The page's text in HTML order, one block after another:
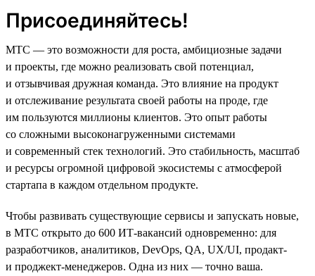
Присоединяйтесь!
МТС — это возможности для роста, амбициозные задачи
и проекты, где можно реализовать свой потенциал,
и отзывчивая дружная команда. Это влияние на продукт
и отслеживание результата своей работы на проде, где
им пользуются миллионы клиентов. Это опыт работы
со сложными высоконагруженными системами
и современный стек технологий. Это стабильность, масштаб
и ресурсы огромной цифровой экосистемы с атмосферой
стартапа в каждом отдельном продукте.
Чтобы развивать существующие сервисы и запускать новые,
в МТС открыто до 600 ИТ-вакансий одновременно: для
разработчиков, аналитиков, DevOps, QA, UX/UI, продакт-
и проджект-менеджеров. Одна из них — точно ваша.